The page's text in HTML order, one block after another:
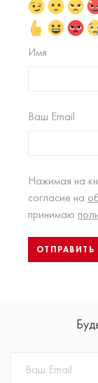
Имя
Ваш Email
Нажимая на
согласие на
принимаю